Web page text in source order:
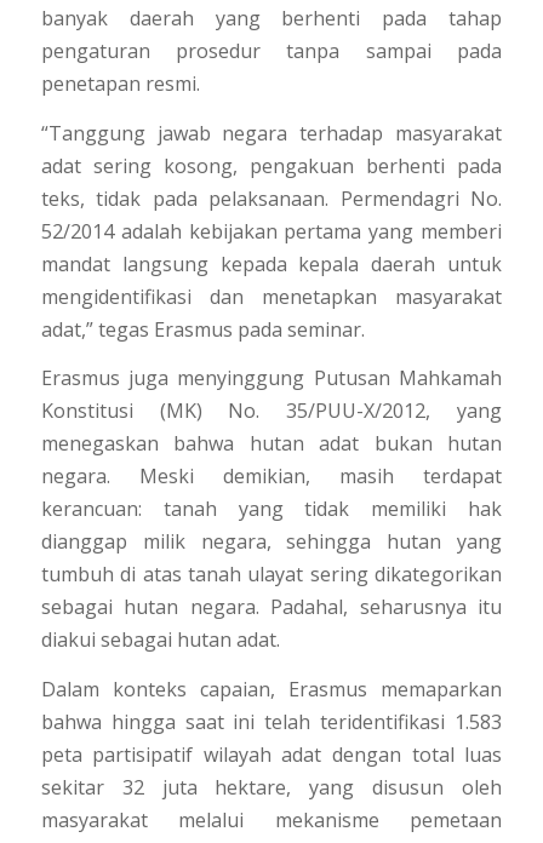
banyak daerah yang berhenti pada tahap
pengaturan prosedur tanpa sampai pada
penetapan resmi.
“Tanggung jawab negara terhadap masyarakat
adat sering kosong, pengakuan berhenti pada
teks, tidak pada pelaksanaan. Permendagri No.
52/2014 adalah kebijakan pertama yang memberi
mandat langsung kepada kepala daerah untuk
mengidentifikasi dan menetapkan masyarakat
adat,” tegas Erasmus pada seminar.
Erasmus juga menyinggung Putusan Mahkamah
Konstitusi (MK) No. 35/PUU-X/2012, yang
menegaskan bahwa hutan adat bukan hutan
negara. Meski demikian, masih terdapat
kerancuan: tanah yang tidak memiliki hak
dianggap milik negara, sehingga hutan yang
tumbuh di atas tanah ulayat sering dikategorikan
sebagai hutan negara. Padahal, seharusnya itu
diakui sebagai hutan adat.
Dalam konteks capaian, Erasmus memaparkan
bahwa hingga saat ini telah teridentifikasi 1.583
peta partisipatif wilayah adat dengan total luas
sekitar 32 juta hektare, yang disusun oleh
masyarakat melalui mekanisme pemetaan